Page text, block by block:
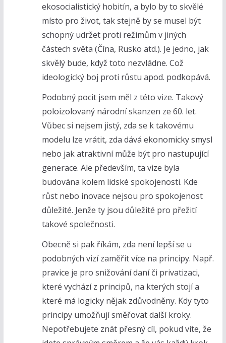
ekosocialistický hobitín, a bylo by to skvělé
místo pro život, tak stejně by se musel být
schopný udržet proti režimům v jiných
částech světa (Čína, Rusko atd.). Je jedno, jak
skvělý bude, když toto nezvládne. Což
ideologický boj proti růstu apod. podkopává.
Podobný pocit jsem měl z této vize. Takový
poloizolovaný národní skanzen ze 60. let.
Vůbec si nejsem jistý, zda se k takovému
modelu lze vrátit, zda dává ekonomicky smysl
nebo jak atraktivní může být pro nastupující
generace. Ale především, ta vize byla
budována kolem lidské spokojenosti. Kde
růst nebo inovace nejsou pro spokojenost
důležité. Jenže ty jsou důležité pro přežití
takové společnosti.
Obecně si pak říkám, zda není lepší se u
podobných vizí zaměřit více na principy. Např.
pravice je pro snižování daní či privatizaci,
které vychází z principů, na kterých stojí a
které má logicky nějak zdůvodněny. Kdy tyto
principy umožňují směřovat další kroky.
Nepotřebujete znát přesný cíl, pokud víte, že